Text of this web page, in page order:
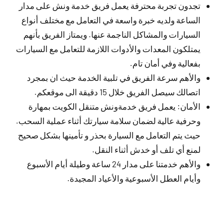
تجدون تجربة محترفة يعمل فريق خدمة ونش على مدار
الساعة ولديه خبرة واسعة في التعامل مع مختلف أنواع
السيارات والمشاكل الناجمة عنها. ويمتاز الفريق بأنهم
يمتلكون المعدات والأدوات اللازمة للتعامل مع السيارات
بفعالية وفي أمان تام.
والأهم سرعة الفريق في تلبية الخدمة حيث ان بمجرد
اتصالك سيصل الفريق خلال 15 دقيقة الى موقعكم.
الأمان: يعمل فريق خدمةونش متنقل الكويت بمهارة
وحرفية عالية لضمان سلامة سيارتك أثناء عملية السحب.
حيث يتم التعامل مع السيارة بحذر و تأمينها بشكل صحيح
لمنع أي تلف أو خدش أثناء النقل.
والأهم خدمتنا على مدار 24 ساعة وطيلة أيام الأسبوع
وأيام العطل الأسبوعية والأعياد المجيدة.